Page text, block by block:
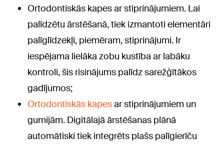
Ortodontiskās kapes ar stiprinājumiem. Lai
palīdzētu ārstēšanā, tiek izmantoti elementāri
palīglīdzekļi, piemēram, stiprinājumi. Ir
iespējama lielāka zobu kustība ar labāku
kontroli, šis risinājums palīdz sarežģītākos
gadījumos;
Ortodontiskās kapesar stiprinājumiem un
gumijām. Digitālajā ārstēšanas plānā
automātiski tiek integrēts plašs palīgierīču